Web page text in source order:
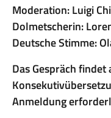
Moderation: Luigi
Dolmetscherin:
Deutsche Stimme:
Das Gespräch
Anmeldung